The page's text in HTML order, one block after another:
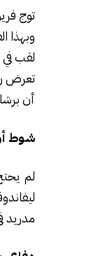
توج
وبهذا
لقب
تعرض
أن
شوط
مدريد في